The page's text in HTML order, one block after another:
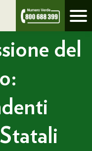
pubblici: trova il
del